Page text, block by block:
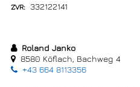
332122141
Roland Janko
8580 Köflach, Bachweg 4
+43 664 8113356